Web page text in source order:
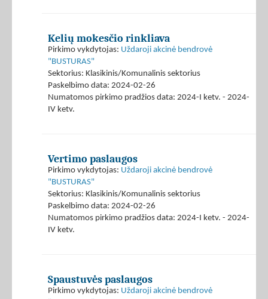
Kelių mokesčio rinkliava
Pirkimo vykdytojas: Uždaroji akcinė bendrovė
"BUSTURAS"
Sektorius: Klasikinis/Komunalinis sektorius
Paskelbimo data: 2024-02-26
Numatomos pirkimo pradžios data: 2024-I ketv. - 2024-
IV ketv.
Vertimo paslaugos
Pirkimo vykdytojas: Uždaroji akcinė bendrovė
"BUSTURAS"
Sektorius: Klasikinis/Komunalinis sektorius
Paskelbimo data: 2024-02-26
Numatomos pirkimo pradžios data: 2024-I ketv. - 2024-
IV ketv.
Spaustuvės paslaugos
Pirkimo vykdytojas: Uždaroji akcinė bendrovė